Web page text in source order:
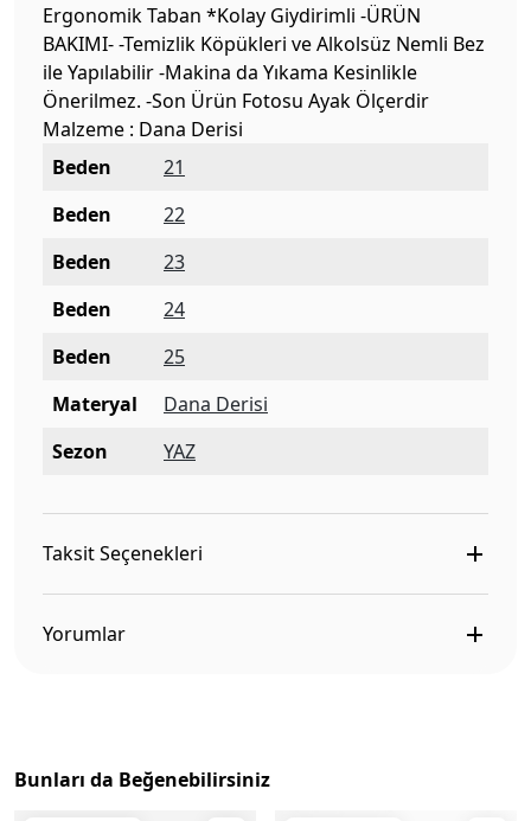
Ergonomik Taban *Kolay Giydirimli -ÜRÜN
BAKIMI- -Temizlik Köpükleri ve Alkolsüz Nemli Bez
ile Yapılabilir -Makina da Yıkama Kesinlikle
Önerilmez. -Son Ürün Fotosu Ayak Ölçerdir
Malzeme : Dana Derisi
Beden
21
Beden
22
Beden
23
Beden
24
Beden
25
Materyal
Dana Derisi
Sezon
YAZ
Taksit Seçenekleri
Yorumlar
Bunları da Beğenebilirsiniz